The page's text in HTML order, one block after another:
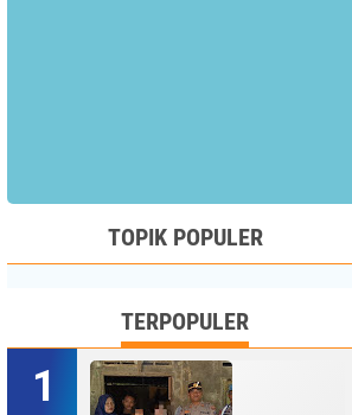
TOPIK POPULER
TERPOPULER